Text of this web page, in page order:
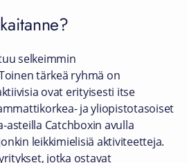
selkeimmin
tärkeä ryhmä on
ovat erityisesti itse
ja yliopistotasoiset
asteilla Catchboxin avulla
leikkimielisiä aktiviteetteja.
jotka ostavat